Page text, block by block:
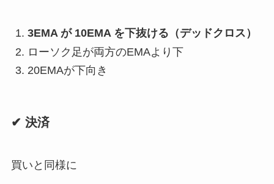
3EMA が 10EMA を下抜ける（デッドクロス）
ローソク足が両方のEMAより下
20EMAが下向き
✔ 決済
買いと同様に